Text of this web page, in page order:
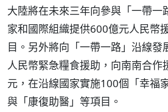
大陸將在未來三年向參與「一帶一
家和國際組織提供600億元人民幣
目。另外將向「一帶一路」沿線發
人民幣緊急糧食援助，向南南合作
元，在沿線國家實施100個「幸福
與「康復助醫」等項目。